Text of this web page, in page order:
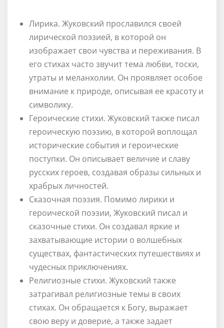
Лирика. Жуковский прославился своей
лирической поэзией, в которой он
изображает свои чувства и переживания. В
его стихах часто звучит тема любви, тоски,
утраты и меланхолии. Он проявляет особое
внимание к природе, описывая ее красоту и
символику.
Героические стихи. Жуковский также писал
героическую поэзию, в которой воплощал
исторические события и героические
поступки. Он описывает величие и славу
русских героев, создавая образы сильных и
храбрых личностей.
Сказочная поэзия. Помимо лирики и
героической поэзии, Жуковский писал и
сказочные стихи. Он создавал яркие и
захватывающие истории о волшебных
существах, фантастических путешествиях и
чудесных приключениях.
Религиозные стихи. Жуковский также
затрагивал религиозные темы в своих
стихах. Он обращается к Богу, выражает
свою веру и доверие, а также задает